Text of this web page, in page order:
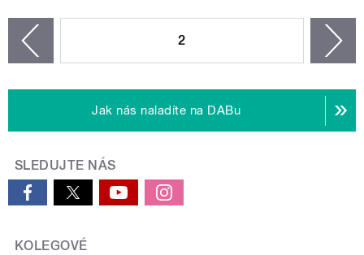
2
Jak nás naladíte na DABu
SLEDUJTE NÁS
KOLEGOVÉ